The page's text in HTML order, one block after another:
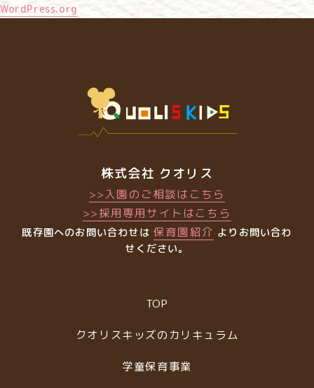
WordPress.org
株式会社 クオリス
>>入園のご相談はこちら
>>採用専用サイトはこちら
既存園へのお問い合わせは 保育園紹介 よりお問い合わ
せください。
TOP
クオリスキッズのカリキュラム
学童保育事業